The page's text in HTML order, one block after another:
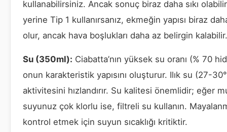
kullanabilirsiniz. Ancak sonuç biraz daha sıkı
yerine Tip 1 kullanırsanız, ekmeğin yapısı biraz
olur, ancak hava boşlukları daha az belirgin kalabilir.
Su (350ml): Ciabatta’nın yüksek su oranı (% 70
onun karakteristik yapısını oluşturur. Ilık su (27-
aktivitesini hızlandırır. Su kalitesi önemlidir; eğer
suyunuz çok klorlu ise, filtreli su kullanın.
kontrol etmek için suyun sıcaklığı kritiktir.